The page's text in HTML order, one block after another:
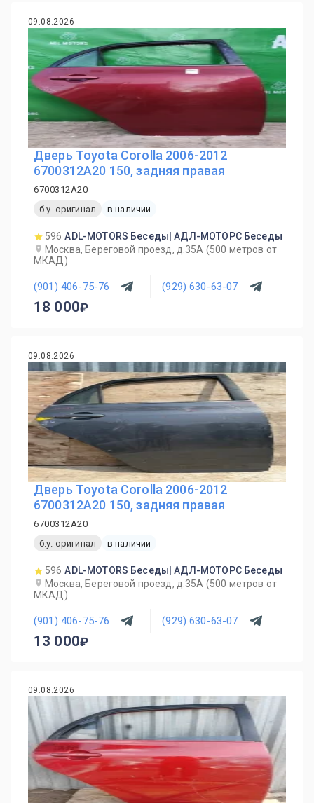
09.08.2026
Дверь Toyota Corolla 2006-2012
6700312A20 150, задняя правая
6700312A20
б.у. оригинал
в наличии
596 ADL-MOTORS Беседы| АДЛ-МОТОРС Беседы
Москва, Береговой проезд, д.35А (500 метров от
МКАД)
(901) 406-75-76 (929) 630-63-07
18 000
09.08.2026
Дверь Toyota Corolla 2006-2012
6700312A20 150, задняя правая
6700312A20
б.у. оригинал
в наличии
596 ADL-MOTORS Беседы| АДЛ-МОТОРС Беседы
Москва, Береговой проезд, д.35А (500 метров от
МКАД)
(901) 406-75-76 (929) 630-63-07
13 000
09.08.2026